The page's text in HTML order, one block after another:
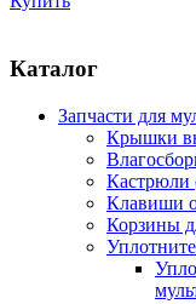
Каталог
Запчасти для
Крышки
Кастрюли
Клавиши
Корзины